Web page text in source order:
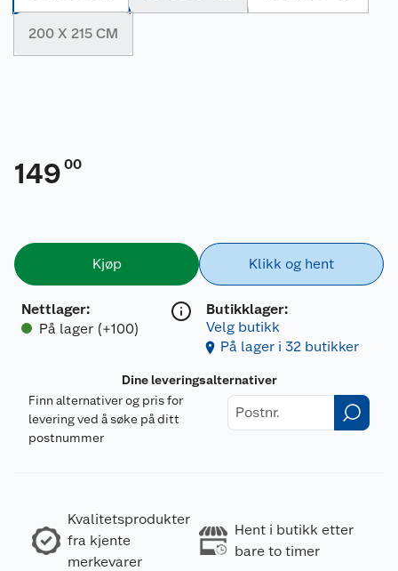
200 X 215 CM
149 00
Kjøp
Nettlager:
På lager (+100)
Klikk og hent
Butikklager:
Velg butikk
På lager i 32 butikker
Dine leveringsalternativer
Finn alternativer og pris for
levering ved å søke på ditt
postnummer
Kvalitetsprodukter
fra kjente
merkevarer
Hent i butikk etter
bare to timer